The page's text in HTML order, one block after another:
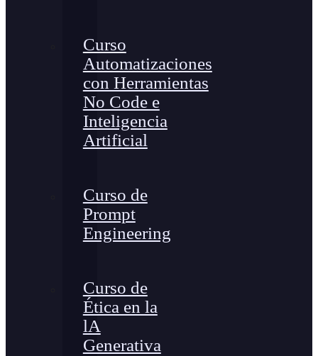
Curso
Automatizaciones
con Herramientas
No Code e
Inteligencia
Artificial
Curso de
Prompt
Engineering
Curso de
Ética en la
lA
Generativa